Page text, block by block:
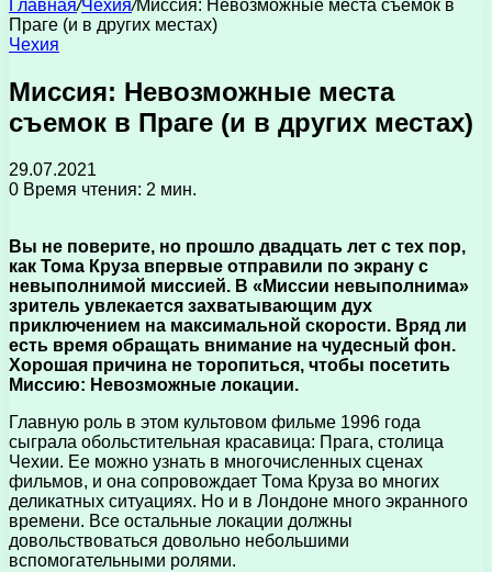
Главная/Чехия/Миссия: Невозможные места съемок в
Праге (и в других местах)
Чехия
Миссия: Невозможные места
съемок в Праге (и в других местах)
29.07.2021
0 Время чтения: 2 мин.
Вы не поверите, но прошло двадцать лет с тех пор,
как Тома Круза впервые отправили по экрану с
невыполнимой миссией. В «Миссии невыполнима»
зритель увлекается захватывающим дух
приключением на максимальной скорости. Вряд ли
есть время обращать внимание на чудесный фон.
Хорошая причина не торопиться, чтобы посетить
Миссию: Невозможные локации.
Главную роль в этом культовом фильме 1996 года
сыграла обольстительная красавица: Прага, столица
Чехии. Ее можно узнать в многочисленных сценах
фильмов, и она сопровождает Тома Круза во многих
деликатных ситуациях. Но и в Лондоне много экранного
времени. Все остальные локации должны
довольствоваться довольно небольшими
вспомогательными ролями.